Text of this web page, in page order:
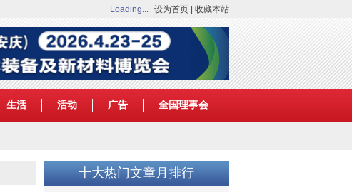
Loading... 设为首页 收藏本站
生活 活动 广告 全国理事会
十大热门文章月排行